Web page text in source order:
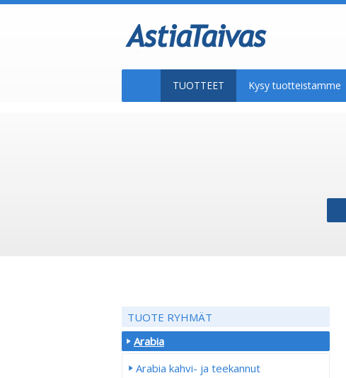
TUOTTEET Kysy tuotteistamme
TUOTE RYHMÄT
Arabia
Arabia kahvi- ja teekannut